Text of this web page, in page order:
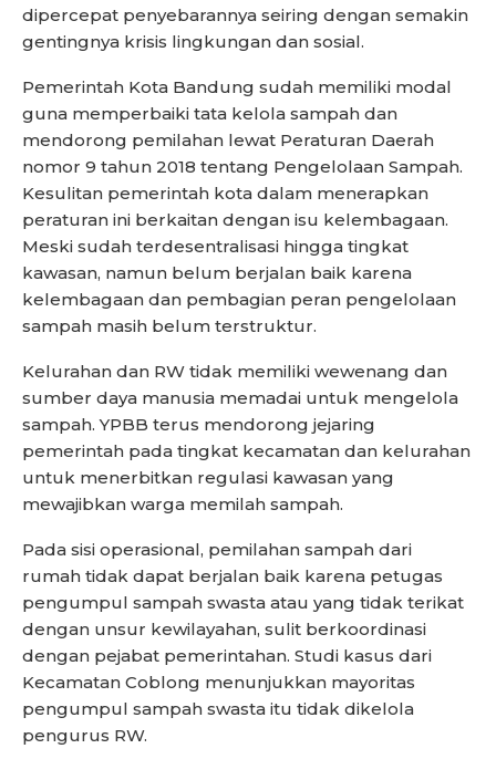
dipercepat penyebarannya seiring dengan semakin
gentingnya krisis lingkungan dan sosial.
Pemerintah Kota Bandung sudah memiliki modal
guna memperbaiki tata kelola sampah dan
mendorong pemilahan lewat Peraturan Daerah
nomor 9 tahun 2018 tentang Pengelolaan Sampah.
Kesulitan pemerintah kota dalam menerapkan
peraturan ini berkaitan dengan isu kelembagaan.
Meski sudah terdesentralisasi hingga tingkat
kawasan, namun belum berjalan baik karena
kelembagaan dan pembagian peran pengelolaan
sampah masih belum terstruktur.
Kelurahan dan RW tidak memiliki wewenang dan
sumber daya manusia memadai untuk mengelola
sampah. YPBB terus mendorong jejaring
pemerintah pada tingkat kecamatan dan kelurahan
untuk menerbitkan regulasi kawasan yang
mewajibkan warga memilah sampah.
Pada sisi operasional, pemilahan sampah dari
rumah tidak dapat berjalan baik karena petugas
pengumpul sampah swasta atau yang tidak terikat
dengan unsur kewilayahan, sulit berkoordinasi
dengan pejabat pemerintahan. Studi kasus dari
Kecamatan Coblong menunjukkan mayoritas
pengumpul sampah swasta itu tidak dikelola
pengurus RW.